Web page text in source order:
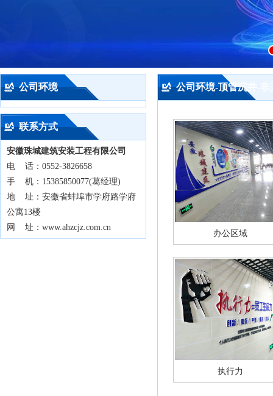
公司环境
联系方式
安徽珠城建筑安装工程有限公司
电 话：0552-3826658
手 机：15385850077(葛经理)
地 址：安徽省蚌埠市学府路学府
公寓13楼
网 址：www.ahzcjz.com.cn
公司环境-顶管沉井-
办公区域
执行力